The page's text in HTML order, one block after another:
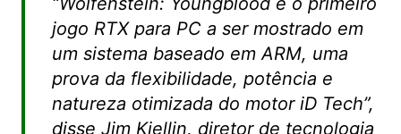
jogo RTX para PC a ser mostrado em
um sistema baseado em ARM, uma
prova da flexibilidade, potência e
natureza otimizada do motor iD Tech”,
disse Jim Kjellin, diretor de tecnologia